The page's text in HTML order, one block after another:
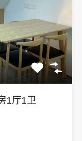
1厅1卫